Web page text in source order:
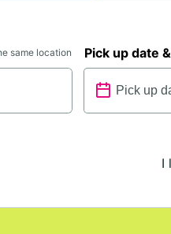
same location Pick up date
I